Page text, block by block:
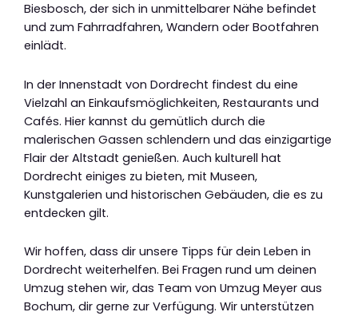
Biesbosch, der sich in unmittelbarer Nähe befindet
und zum Fahrradfahren, Wandern oder Bootfahren
einlädt.
In der Innenstadt von Dordrecht findest du eine
Vielzahl an Einkaufsmöglichkeiten, Restaurants und
Cafés. Hier kannst du gemütlich durch die
malerischen Gassen schlendern und das einzigartige
Flair der Altstadt genießen. Auch kulturell hat
Dordrecht einiges zu bieten, mit Museen,
Kunstgalerien und historischen Gebäuden, die es zu
entdecken gilt.
Wir hoffen, dass dir unsere Tipps für dein Leben in
Dordrecht weiterhelfen. Bei Fragen rund um deinen
Umzug stehen wir, das Team von Umzug Meyer aus
Bochum, dir gerne zur Verfügung. Wir unterstützen